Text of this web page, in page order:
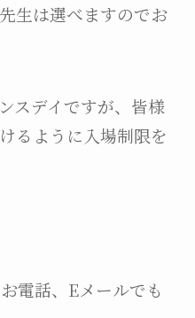
生は選べますのでお
スデイですが、皆様
るように入場制限を
電話、Eメールでも